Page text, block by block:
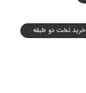
خرید تخت دو طبقه